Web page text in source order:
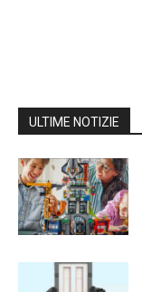
ULTIME NOTIZIE